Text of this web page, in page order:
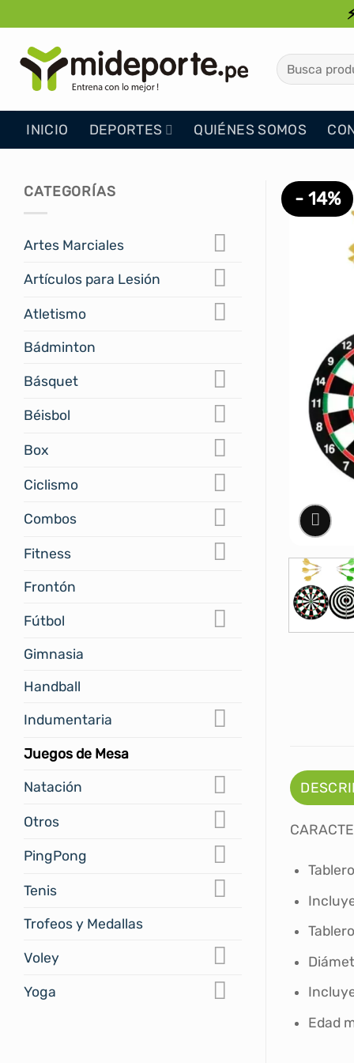
al
contenido
Buscar
por:
INICIO DEPORTES QUIÉNES SOMOS
CATEGORÍAS
Artes Marciales
Artículos para Lesión
Atletismo
Bádminton
Básquet
Béisbol
Box
Ciclismo
Combos
Fitness
Frontón
Fútbol
Gimnasia
Handball
Indumentaria
Juegos de Mesa
Natación
Otros
PingPong
Tenis
Trofeos y Medallas
Voley
Yoga
- 14%
Edad